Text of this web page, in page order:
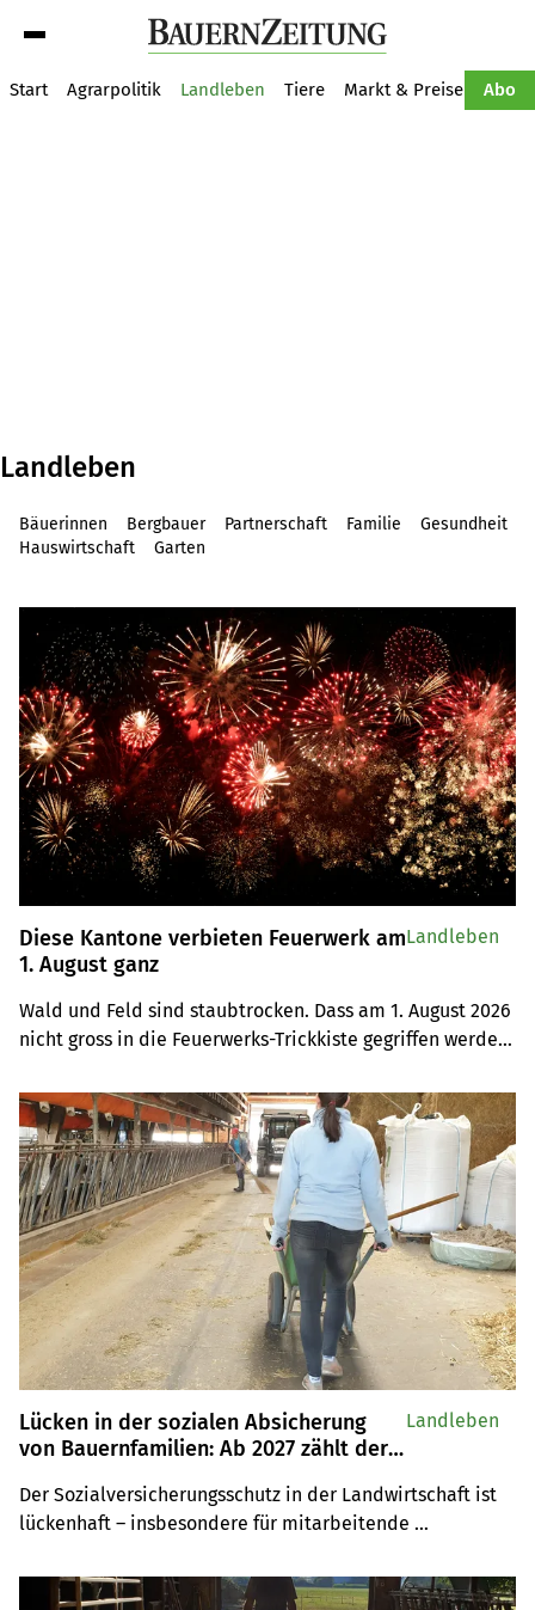
Start Agrarpolitik Landleben Tiere Markt & Preise Abo
Landleben
Bäuerinnen Bergbauer Partnerschaft Familie
Gesundheit
Hauswirtschaft
Garten
Artikel
Diese Kantone verbieten Feuerwerk am
1. August ganz
Wald und Feld sind staubtrocken. Dass am 1. August 2026
nicht gross in die Feuerwerks-Trickkiste gegriffen werden
gleicher Meinung. Wir haben die landesweite Situation
zusammengefasst.
Landleben
Lücken in der sozialen Absicherung
von Bauernfamilien: Ab 2027 zählt der
Der Sozialversicherungsschutz in der Landwirtschaft ist
lückenhaft – insbesondere für mitarbeitende
Versicherungsschutz Kriterium für Direktzahlungen.
Landleben